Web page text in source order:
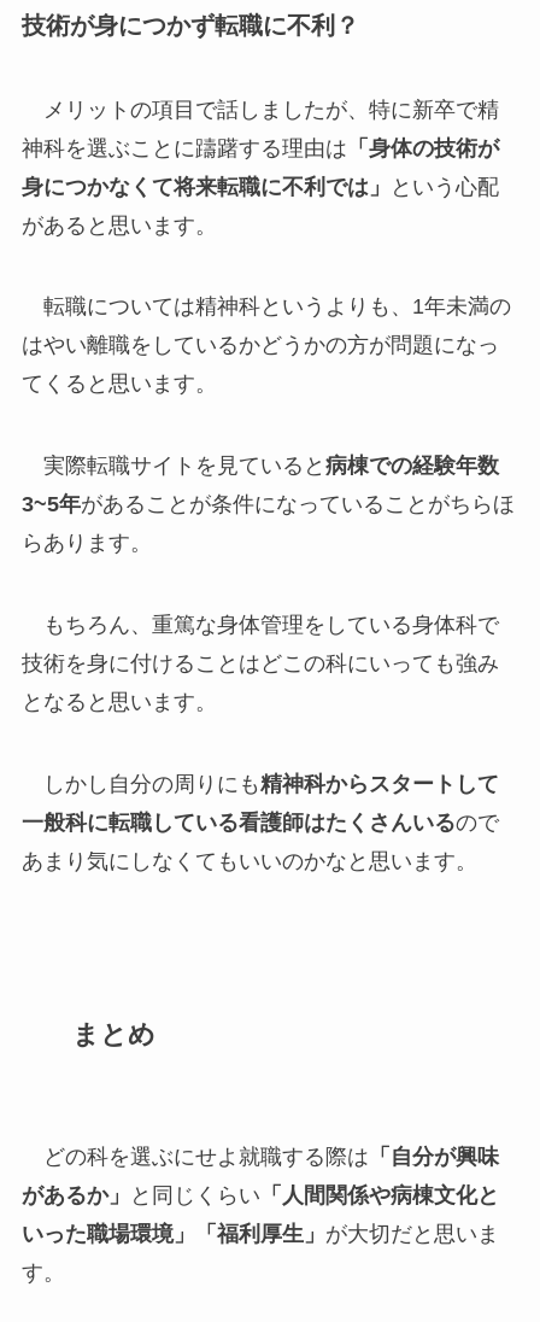
技術が身につかず転職に不利？
メリットの項目で話しましたが、特に新卒で精
神科を選ぶことに躊躇する理由は 「身体の技術が
身につかなくて将来転職に不利では」
という心配
があると思います。
転職については精神科というよりも、1年未満の
はやい離職をしているかどうかの方が問題になっ
てくると思います。
実際転職サイトを見ていると 病棟での経験年数
3~5年があることが条件になっていることがちらほ
らあります。
もちろん、重篤な身体管理をしている身体科で
技術を身に付けることはどこの科にいっても強み
となると思います。
しかし自分の周りにも精神科からスタートして
一般科に転職している看護師はたくさんいるので
あまり気にしなくてもいいのかなと思います。
まとめ
どの科を選ぶにせよ就職する際は 「自分が興味
があるか」
と同じくらい 「人間関係や病棟文化と
いった職場環境」「福利厚生」 が大切だと思いま
す。